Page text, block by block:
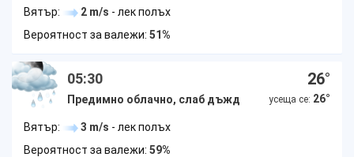
Вятър: 2 m/s - лек полъх
Вероятност за валежи: 51%
05:30
Предимно облачно, слаб дъжд
26°
усеща се: 26°
Вятър: 3 m/s - лек полъх
Вероятност за валежи: 59%